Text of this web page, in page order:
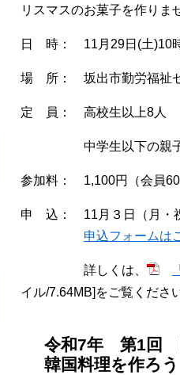
リスマスのお菓子を作りま
日 時： 11月29日(土)10
場 所： 坂出市勤労福祉
定 員： 高校生以上8人
中学生以下の親子
参加料： 1,100円（会員
申 込： 11月３日（月・
申込フォームは
詳しくは、
イル/7.64MB]をご覧くださ
令和7年 第1回
韓国料理を作ろう